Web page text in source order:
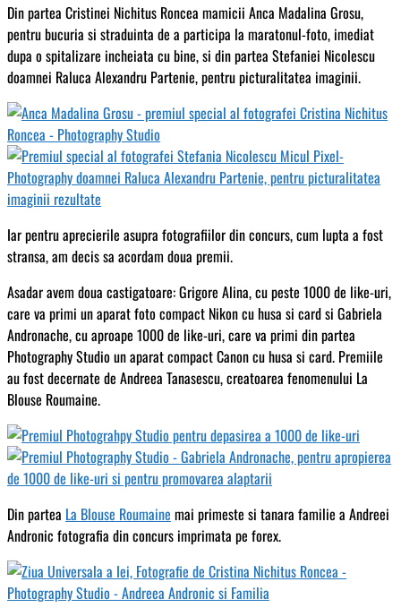
Din partea Cristinei Nichitus Roncea mamicii Anca Madalina Grosu,
pentru bucuria si straduinta de a participa la maratonul-foto, imediat
dupa o spitalizare incheiata cu bine, si din partea Stefaniei Nicolescu
doamnei Raluca Alexandru Partenie, pentru picturalitatea imaginii.
Iar pentru aprecierile asupra fotografiilor din concurs, cum lupta a fost
stransa, am decis sa acordam doua premii.
Asadar avem doua castigatoare: Grigore Alina, cu peste 1000 de like-uri,
care va primi un aparat foto compact Nikon cu husa si card si Gabriela
Andronache, cu aproape 1000 de like-uri, care va primi din partea
Photography Studio un aparat compact Canon cu husa si card. Premiile
au fost decernate de Andreea Tanasescu, creatoarea fenomenului La
Blouse Roumaine.
Din partea La Blouse Roumaine mai primeste si tanara familie a Andreei
Andronic fotografia din concurs imprimata pe forex.